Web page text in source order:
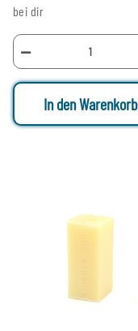
bei dir
In den Warenkorb